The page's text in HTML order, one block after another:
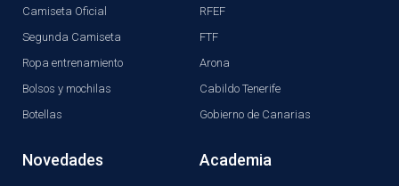
Camiseta Oficial
Segunda Camiseta
Ropa entrenamiento
Bolsos y mochilas
Botellas
RFEF
FTF
Arona
Cabildo Tenerife
Gobierno de Canarias
Novedades Academia